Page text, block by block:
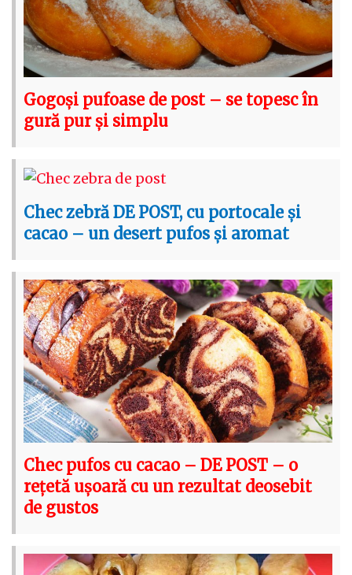
Gogoși pufoase de post – se topesc în
gură pur și simplu
Chec zebră DE POST, cu portocale și
cacao – un desert pufos și aromat
Chec pufos cu cacao – DE POST – o
rețetă ușoară cu un rezultat deosebit
de gustos